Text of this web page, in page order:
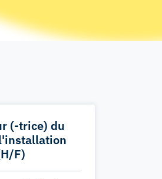
(-trice) du
F)